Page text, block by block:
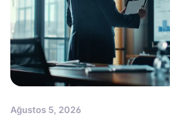
Ağustos 5, 2026